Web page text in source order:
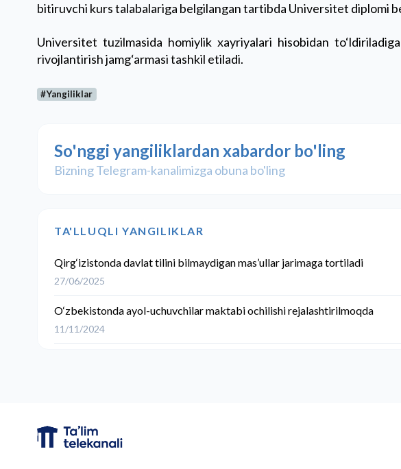
bitiruvchi kurs talabalariga belgilangan tartibda Universitet diplomi
Universitet tuzilmasida homiylik xayriyalari hisobidan
rivojlantirish jamg‘armasi tashkil etiladi.
#Yangiliklar
So'nggi yangiliklardan xabardor bo'ling
Bizning Telegram-kanalimizga obuna bo'ling
TA'LLUQLI YANGILIKLAR
Qirg‘izistonda davlat tilini bilmaydigan mas’ullar jarimaga tortiladi
27/06/2025
O‘zbekistonda ayol-uchuvchilar maktabi ochilishi rejalashtirilmoqda
11/11/2024